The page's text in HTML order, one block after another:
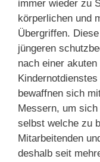
immer wieder zu
körperlichen und
Übergriffen.
jüngeren
nach einer
bewaffnen sich
Messern, um
selbst welche zu
Mitarbeitenden
deshalb seit